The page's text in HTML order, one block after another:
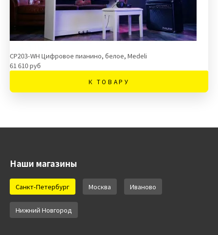
CP203-WH Цифровое пианино, белое, Medeli
61 610 руб
К ТОВАРУ
Наши магазины
Санкт-Петербург Москва Иваново
Нижний Новгород